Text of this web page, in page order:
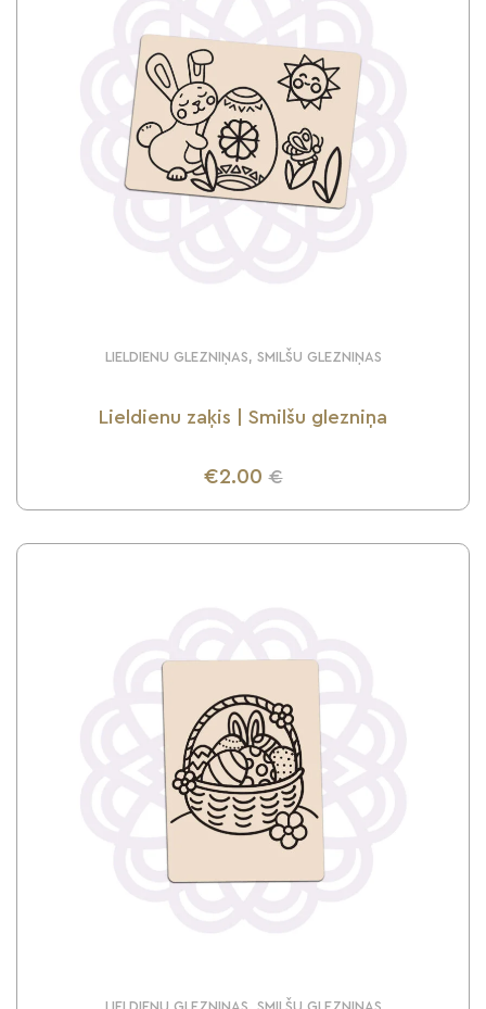
LIELDIENU GLEZNIŅAS, SMILŠU GLEZNIŅAS
Lieldienu zaķis | Smilšu glezniņa
€2.00 €
UZZINI VAIRĀK
LIELDIENU GLEZNIŅAS, SMILŠU GLEZNIŅAS